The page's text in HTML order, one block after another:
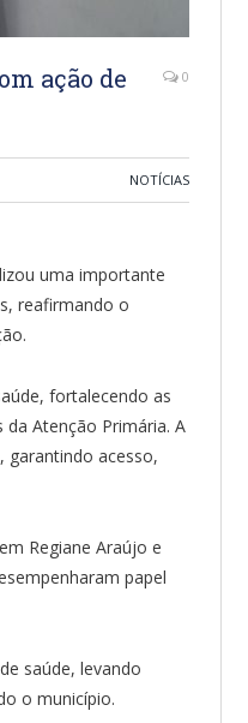
ação de
0
NOTÍCIAS
uma importante
reafirmando o
fortalecendo as
Atenção Primária. A
garantindo acesso,
Regiane Araújo e
papel
saúde, levando
o município.